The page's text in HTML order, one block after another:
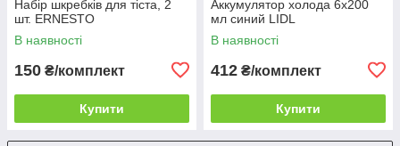
Набір шкребків для тіста, 2
шт. ERNESTO
В наявності
150 ₴/комплект
Купити
Аккумулятор холода 6х200
мл синий LIDL
В наявності
412 ₴/комплект
Купити